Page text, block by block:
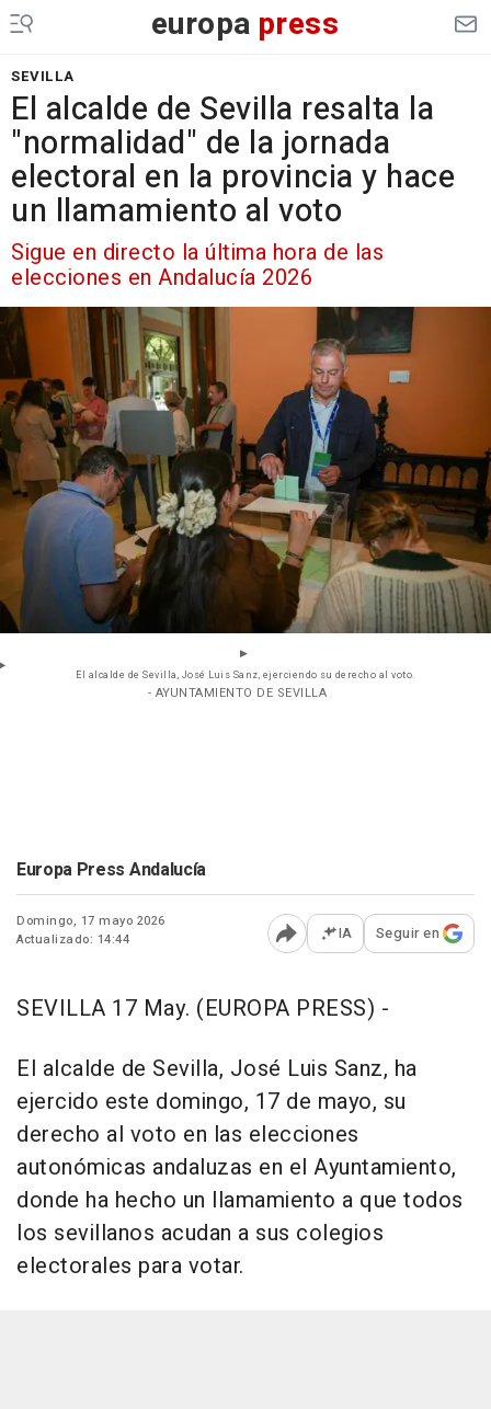
europa press
SEVILLA
El alcalde de Sevilla resalta la
"normalidad" de la jornada
electoral en la provincia y hace
un llamamiento al voto
Sigue en directo la última hora de las
elecciones en Andalucía 2026
El alcalde de Sevilla, José Luis Sanz, ejerciendo su derecho al voto.
- AYUNTAMIENTO DE SEVILLA
Europa Press Andalucía
Domingo, 17 mayo 2026
Actualizado: 14:44
Abrir opciones para
IA Seguir en
SEVILLA 17 May. (EUROPA PRESS) -
El alcalde de Sevilla, José Luis Sanz, ha
ejercido este domingo, 17 de mayo, su
derecho al voto en las elecciones
autonómicas andaluzas en el Ayuntamiento,
donde ha hecho un llamamiento a que todos
los sevillanos acudan a sus colegios
electorales para votar.